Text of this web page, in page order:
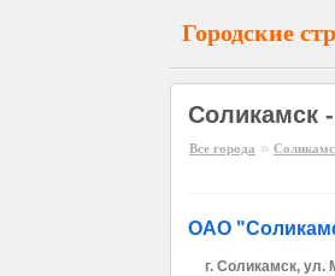
Городские
Соликамск
Все города »
ОАО
г. Соликамск, ул.